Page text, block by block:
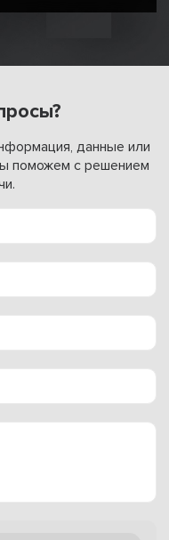
данные или
поможем с решением